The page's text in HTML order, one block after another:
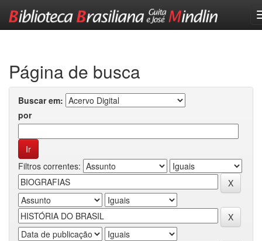
Página de busca
Buscar em:
por
Filtros correntes: